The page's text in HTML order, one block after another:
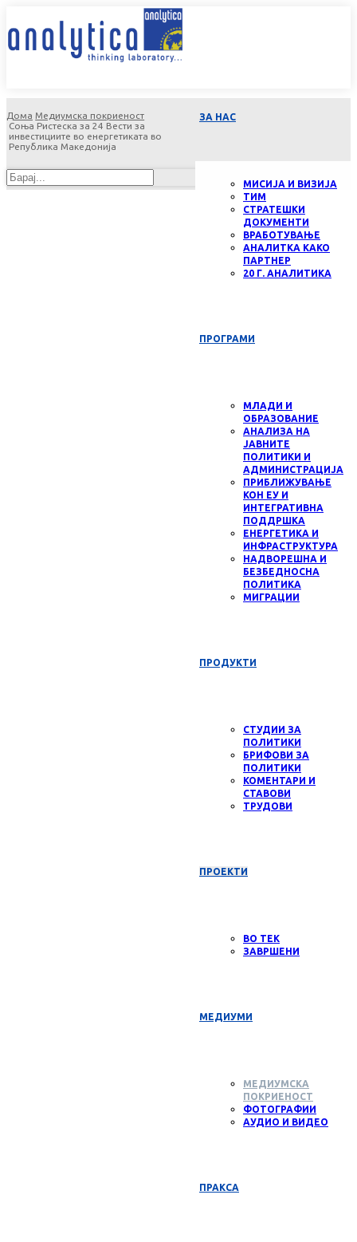
ЗА НАС
МИСИЈА И ВИЗИЈА
ТИМ
СТРАТЕШКИ
ДОКУМЕНТИ
ВРАБОТУВАЊЕ
АНАЛИТКА КАКО
ПАРТНЕР
20 Г. АНАЛИТИКА
ПРОГРАМИ
МЛАДИ И
ОБРАЗОВАНИЕ
АНАЛИЗА НА
ЈАВНИТЕ
ПОЛИТИКИ И
АДМИНИСТРАЦИЈА
ПРИБЛИЖУВАЊЕ
КОН ЕУ И
ИНТЕГРАТИВНА
ПОДДРШКА
ЕНЕРГЕТИКА И
ИНФРАСТРУКТУРА
НАДВОРЕШНА И
БЕЗБЕДНОСНА
ПОЛИТИКА
МИГРАЦИИ
ПРОДУКТИ
СТУДИИ ЗА
ПОЛИТИКИ
БРИФОВИ ЗА
ПОЛИТИКИ
КОМЕНТАРИ И
СТАВОВИ
ТРУДОВИ
ПРОЕКТИ
ВО ТЕК
ЗАВРШЕНИ
МЕДИУМИ
МЕДИУМСКА
ПОКРИЕНОСТ
ФОТОГРАФИИ
АУДИО И ВИДЕО
ПРАКСА
Дома Медиумска покриеност
Соња Ристеска за 24 Вести за
инвестициите во енергетиката во
Република Македонија